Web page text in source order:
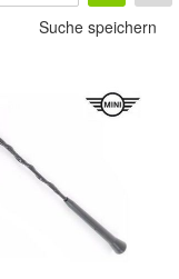
Suche speichern